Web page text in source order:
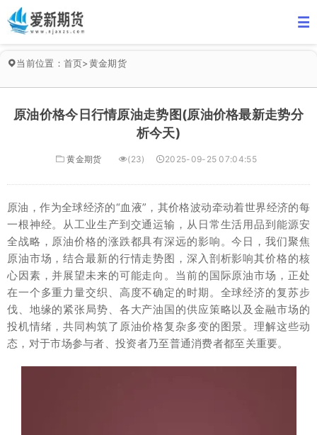
当前位置： 首页>黄金期货
原油价格今日行情原油走势图(原油价格最新走势分
析今天)
黄金期货 (23) 2025-09-25 07:04:55
原油，作为全球经济的“血液”，其价格波动牵动着世界经济的每
一根神经。从工业生产到交通运输，从日常生活用品到能源安
全战略，原油价格的涨跌都具有深远的影响。今日，我们聚焦
原油市场，结合最新的行情走势图，深入剖析影响其价格的核
心因素，并展望未来的可能走向。当前的国际原油市场，正处
在一个多重力量交织、高度不确定的时期。全球经济的复苏步
伐、地缘的紧张局势、各大产油国的供应策略以及金融市场的
投机情绪，共同构筑了原油价格复杂多变的图景。理解这些动
态，对于市场参与者、投资者乃至普通消费者都至关重要。